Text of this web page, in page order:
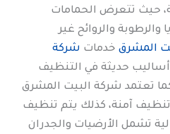
حيث تتعرض الحمامات
والرطوبة والروائح غير
المشرق خدمات شركة
حديثة في التنظيف
تعتمد شركة البيت المشرق
آمنة، كذلك يتم تنظيف
تشمل الأرضيات والجدران